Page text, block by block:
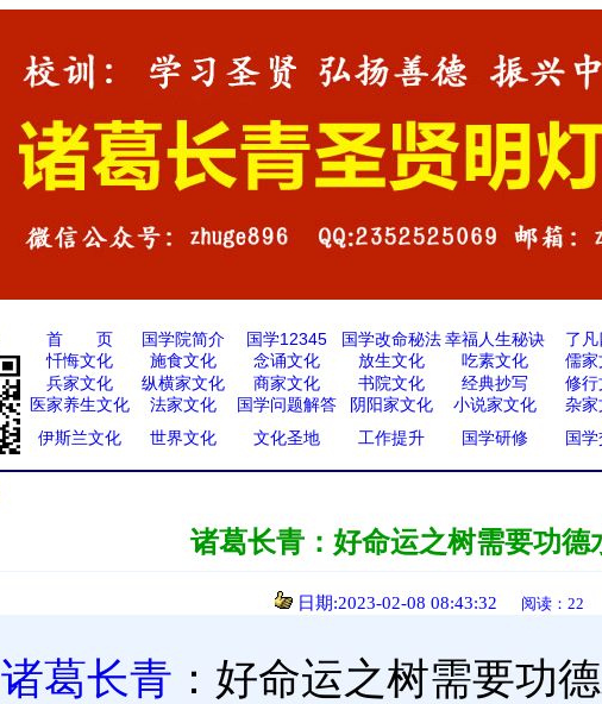
首 页 国学院简介 国学12345 国学改命秘法 幸福人生秘诀 了凡
忏悔文化
施食文化 念诵文化 放生文化 吃素文化 儒家
兵家文化
纵横家文化 商家文化 书院文化 经典抄写 修行
医家养生文化
法家文化 国学问题解答 阴阳家文化 小说家文化 杂家
伊斯兰文化
世界文化 文化圣地 工作提升 国学研修 国
诸葛长青：好命运之树需要功德
日期:2023-02-08 08:43:32 阅读：22
诸葛长青 ：好命运之树需要功